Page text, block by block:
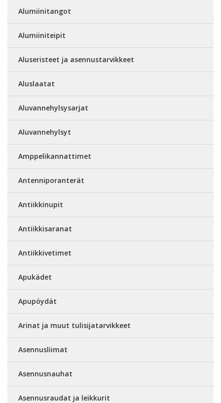
Alumiinitangot
Alumiiniteipit
Aluseristeet ja asennustarvikkeet
Aluslaatat
Aluvannehylsysarjat
Aluvannehylsyt
Amppelikannattimet
Antenniporanterät
Antiikkinupit
Antiikkisaranat
Antiikkivetimet
Apukädet
Apupöydät
Arinat ja muut tulisijatarvikkeet
Asennusliimat
Asennusnauhat
Asennusraudat ja leikkurit